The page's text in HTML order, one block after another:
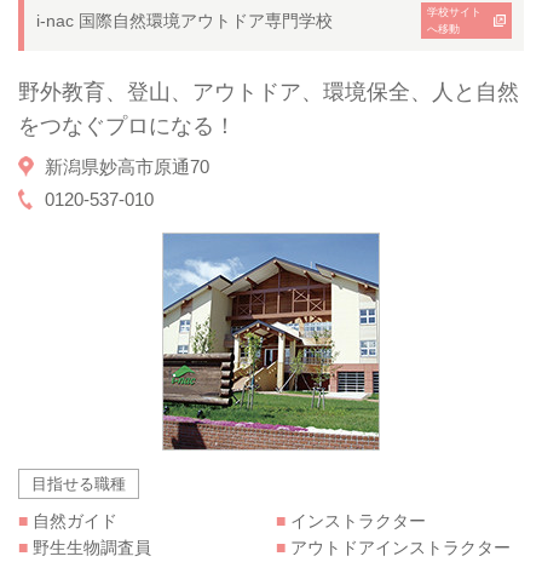
i-nac 国際自然環境アウトドア専門学校
学校サイト
へ移動
野外教育、登山、アウトドア、環境保全、人と自然
をつなぐプロになる！
新潟県妙高市原通70
0120-537-010
目指せる職種
■ 自然ガイド
■ 野生生物調査員
■ インストラクター
■ アウトドアインストラクター